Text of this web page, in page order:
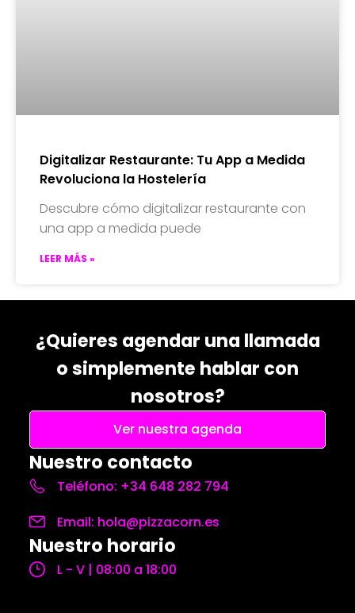
Digitalizar Restaurante: Tu App a Medida
Revoluciona la Hostelería
Descubre cómo digitalizar restaurante con
una app a medida puede
LEER MÁS »
¿Quieres agendar una llamada
o simplemente hablar con
nosotros?
Ver nuestra agenda
Nuestro contacto
Teléfono: +34 648 282 794
Email: hola@pizzacorn.es
Nuestro horario
L - V | 08:00 a 18:00